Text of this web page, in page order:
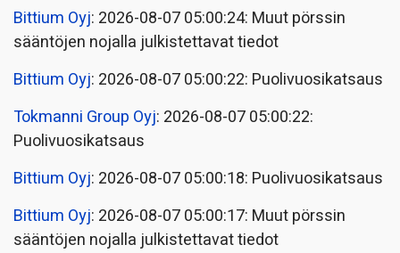
Bittium Oyj: 2026-08-07 05:00:24: Muut pörssin
sääntöjen nojalla julkistettavat tiedot
Bittium Oyj: 2026-08-07 05:00:22: Puolivuosikatsaus
Tokmanni Group Oyj: 2026-08-07 05:00:22:
Puolivuosikatsaus
Bittium Oyj: 2026-08-07 05:00:18: Puolivuosikatsaus
Bittium Oyj: 2026-08-07 05:00:17: Muut pörssin
sääntöjen nojalla julkistettavat tiedot